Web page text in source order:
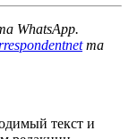
WhatsApp.
та
текст и